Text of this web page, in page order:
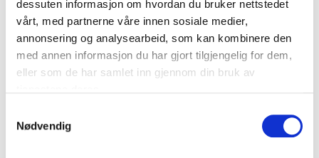
dessuten informasjon om hvordan du bruker nettstedet
vårt, med partnerne våre innen sosiale medier,
annonsering og analysearbeid, som kan kombinere den
med annen informasjon du har gjort tilgjengelig for dem,
eller som de har samlet inn gjennom din bruk av
Nødvendig
Samarbeid gjennom Bygghåndverk Norge
Bygghåndverk Norge er landsforeningen som ivaretar
bygghåndverksbedriftenes interesser.
Malermestrenes Landsforening (MLF) som en frittstående
organisasjon, en tydelig stemme og samlende kraft for